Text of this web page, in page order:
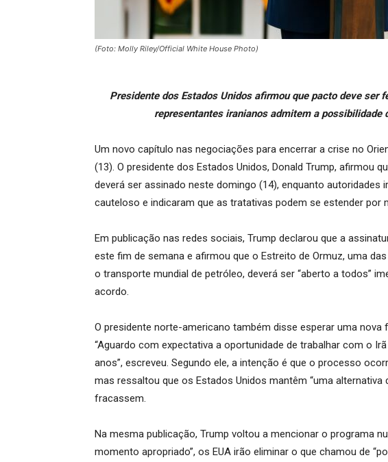
(Foto: Molly Riley/Official White House Photo)
Presidente dos Estados Unidos afirmou que pacto deve ser
representantes iranianos admitem a possibilidade
Um novo capítulo nas negociações para encerrar a crise no
(13). O presidente dos Estados Unidos, Donald Trump, afirmou
deverá ser assinado neste domingo (14), enquanto autoridades
cauteloso e indicaram que as tratativas podem se estender por
Em publicação nas redes sociais, Trump declarou que a
este fim de semana e afirmou que o Estreito de Ormuz, uma
o transporte mundial de petróleo, deverá ser “aberto a todos”
acordo.
O presidente norte-americano também disse esperar uma
“Aguardo com expectativa a oportunidade de trabalhar com o
anos”, escreveu. Segundo ele, a intenção é que o processo
mas ressaltou que os Estados Unidos mantêm “uma alternativa
fracassem.
Na mesma publicação, Trump voltou a mencionar o programa
momento apropriado”, os EUA irão eliminar o que chamou de